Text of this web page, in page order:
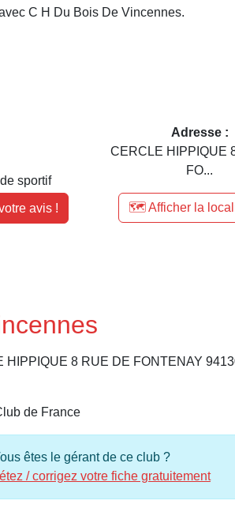
C H Du Bois De Vincennes.
sportif
avis !
Adresse :
CERCLE HIPPIQUE
FO...
🗺️ Afficher la
8 RUE DE FONTENAY
de France
êtes le gérant de ce club ?
/ corrigez votre fiche gratuitement